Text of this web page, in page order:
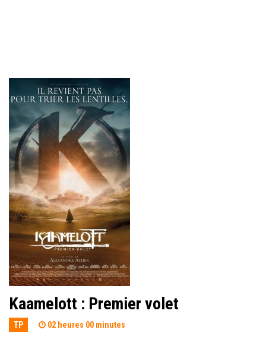
Kaamelott : Premier volet
TP 02 heures 00 minutes